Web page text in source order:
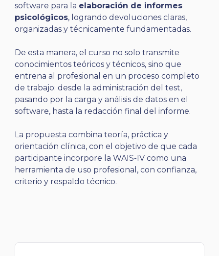
software para la elaboración de informes
psicológicos, logrando devoluciones claras,
organizadas y técnicamente fundamentadas.
De esta manera, el curso no solo transmite
conocimientos teóricos y técnicos, sino que
entrena al profesional en un proceso completo
de trabajo: desde la administración del test,
pasando por la carga y análisis de datos en el
software, hasta la redacción final del informe.
La propuesta combina teoría, práctica y
orientación clínica, con el objetivo de que cada
participante incorpore la WAIS-IV como una
herramienta de uso profesional, con confianza,
criterio y respaldo técnico.